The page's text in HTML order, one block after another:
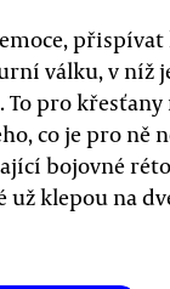
válku, v níž
To pro
co je pro ně
bojovné
už klepou na